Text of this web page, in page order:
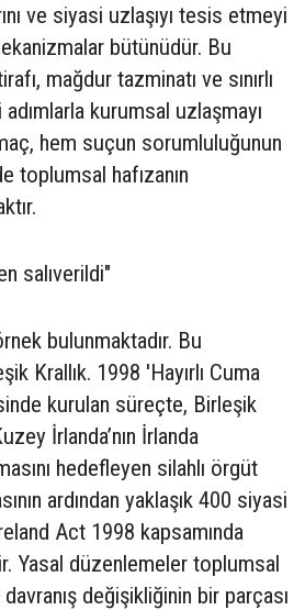
ve siyasi uzlaşıyı tesis etmeyi
bütünüdür. Bu
mağdur tazminatı ve sınırlı
kurumsal uzlaşmayı
hem suçun sorumluluğunun
toplumsal hafızanın
salıverildi"
bulunmaktadır. Bu
Krallık. 1998 'Hayırlı Cuma
kurulan süreçte, Birleşik
İrlanda’nın İrlanda
hedefleyen silahlı örgüt
ardından yaklaşık 400 siyasi
Act 1998 kapsamında
Yasal düzenlemeler toplumsal
değişikliğinin bir parçası